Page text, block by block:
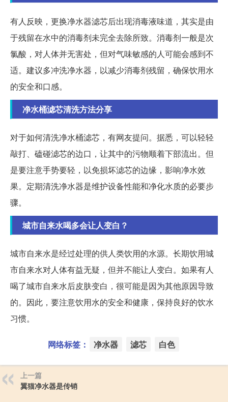
有人反映，更换净水器滤芯后出现消毒液味道，其实是由
于残留在水中的消毒剂未完全去除所致。消毒剂一般是次
氯酸，对人体并无害处，但对气味敏感的人可能会感到不
适。建议多冲洗净水器，以减少消毒剂残留，确保饮用水
的安全和口感。
净水桶滤芯清洗方法分享
对于如何清洗净水桶滤芯，有网友提问。据悉，可以轻轻
敲打、磕碰滤芯的边口，让其中的污物顺着下部流出。但
是要注意手势要轻，以免损坏滤芯的边缘，影响净水效
果。定期清洗净水器是维护设备性能和净化水质的必要步
骤。
城市自来水喝多会让人变白？
城市自来水是经过处理的供人类饮用的水源。长期饮用城
市自来水对人体有益无疑，但并不能让人变白。如果有人
喝了城市自来水后皮肤变白，很可能是因为其他原因导致
的。因此，要注意饮用水的安全和健康，保持良好的饮水
习惯。
网络标签： 净水器 滤芯 白色
上一篇
翼猫净水器是传销